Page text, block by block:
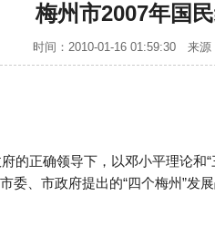
梅州市2007年国
时间：2010-01-16 01:59:30 来
的正确领导下，以邓小平理论
委、市政府提出的“四个梅州”发